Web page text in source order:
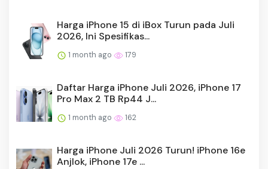
Harga iPhone 15 di iBox Turun pada Juli
2026, Ini Spesifikas...
1 month ago 179
Daftar Harga iPhone Juli 2026, iPhone 17
Pro Max 2 TB Rp44 J...
1 month ago 162
Harga iPhone Juli 2026 Turun! iPhone 16e
Anjlok, iPhone 17e ...